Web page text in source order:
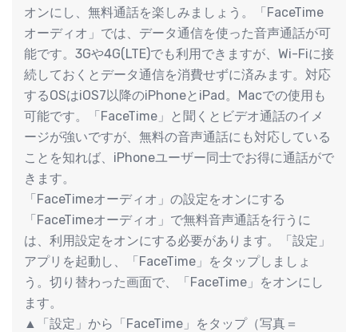
オンにし、無料通話を楽しみましょう。「FaceTime
オーディオ」では、データ通信を使った音声通話が可
能です。3Gや4G(LTE)でも利用できますが、Wi-Fiに接
続しておくとデータ通信を消費せずに済みます。対応
するOSはiOS7以降のiPhoneとiPad。Macでの使用も
可能です。「FaceTime」と聞くとビデオ通話のイメ
ージが強いですが、無料の音声通話にも対応している
ことを知れば、iPhoneユーザー同士でお得に通話がで
きます。
「FaceTimeオーディオ」の設定をオンにする
「FaceTimeオーディオ」で無料音声通話を行うに
は、利用設定をオンにする必要があります。「設定」
アプリを起動し、「FaceTime」をタップしましょ
う。切り替わった画面で、「FaceTime」をオンにし
ます。
▲「設定」から「FaceTime」をタップ（写真＝